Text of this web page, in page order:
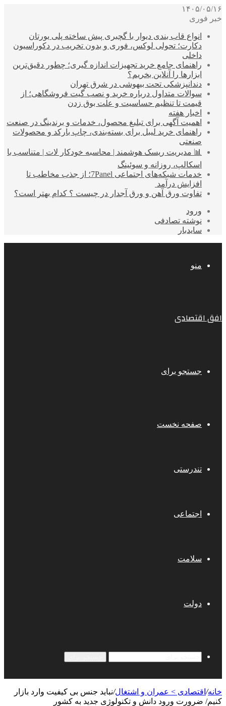
۱۴۰۵/۰۵/۱۶
خبر فوری
انواع قاب بندی دیوار با گچبری پیش ساخته پلی یورتان
دکارت؛ تحولی لوکس، فوری و بدون تخریب در دکوراسیون
داخلی
راهنمای جامع خرید تجهیزات اندازه گیری؛ چطور دقیق‌ترین
ابزارها را آنلاین بخریم؟
دندانپزشکی تحت بیهوشی در شرق تهران
سوالات متداول درباره خرید و نصب گیت فروشگاهی؛ از
قیمت تا تنظیم حساسیت و علت بوق زدن
اخبار هفته
اهمیت آگهی برای تبلیغ محصول، خدمات و برندینگ در صنعت
راهنمای خرید لیبل برای بسته‌بندی، چاپ بارکد و محصولات
صنعتی
📊 مدیریت ریسک هوشمند | محاسبه خودکار لات | متناسب با
اسکالپ، روزانه و سوئینگ
خدمات شبکه‌های اجتماعی 7Panel؛ از جذب مخاطب تا
افزایش درآمد
تفاوت ورق آهن و ورق آجدار در چیست ؟ کدام بهتر است؟
ورود
نوشته تصادفی
سایدبار
منو
افق اقتصادی
جستجو برای
صفحه نخست
تندرستی
اجتماعی
سلامت
دولت
خانه/ اقتصادی > عمران و اشتغال/نباید جنس بی کیفیت وارد بازار
کنیم/ ضرورت ورود دانش و تکنولوژی جدید به کشور